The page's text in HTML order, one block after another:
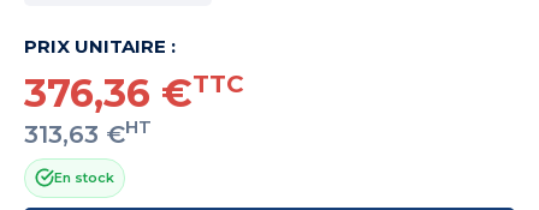
PRIX UNITAIRE :
376,36 €TTC
313,63 €HT
En stock